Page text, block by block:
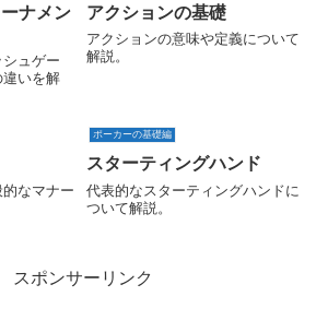
ナメン
ュゲー
違いを解
アクションの基礎
アクションの意味や定義について
解説。
なマナー
ポーカーの基礎編
スターティングハンド
代表的なスターティングハンドに
ついて解説。
スポンサーリンク